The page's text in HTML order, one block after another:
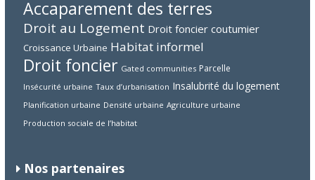
Accaparement des terres
Droit au Logement Droit foncier coutumier
Croissance Urbaine Habitat informel
Droit foncier Gated communities Parcelle
Insécurité urbaine Taux d’urbanisation Insalubrité du logement
Planification urbaine Densité urbaine Agriculture urbaine
Production sociale de l’habitat
Nos partenaires